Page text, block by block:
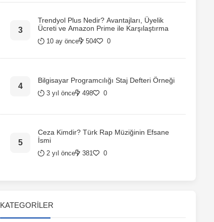
Trendyol Plus Nedir? Avantajları, Üyelik
Ücreti ve Amazon Prime ile Karşılaştırma
10 ay önce 504 0
Bilgisayar Programcılığı Staj Defteri Örneği
3 yıl önce 498 0
Ceza Kimdir? Türk Rap Müziğinin Efsane
İsmi
2 yıl önce 381 0
KATEGORILER